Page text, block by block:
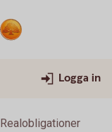
Logga in
Realobligationer